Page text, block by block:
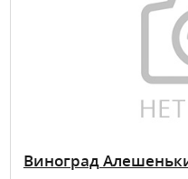
Виноград